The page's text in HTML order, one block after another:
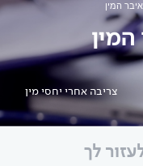
המין
צריבה אחרי יחסי מין
לך